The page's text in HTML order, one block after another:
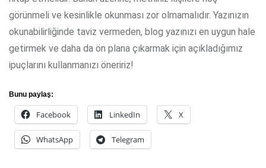
görünmeli ve kesinlikle okunması zor olmamalıdır. Yazınızın
okunabilirliğinde taviz vermeden, blog yazınızı en uygun hale
getirmek ve daha da ön plana çıkarmak için açıkladığımız
ipuçlarını kullanmanızı öneririz!
Bunu paylaş:
Facebook LinkedIn X
WhatsApp Telegram